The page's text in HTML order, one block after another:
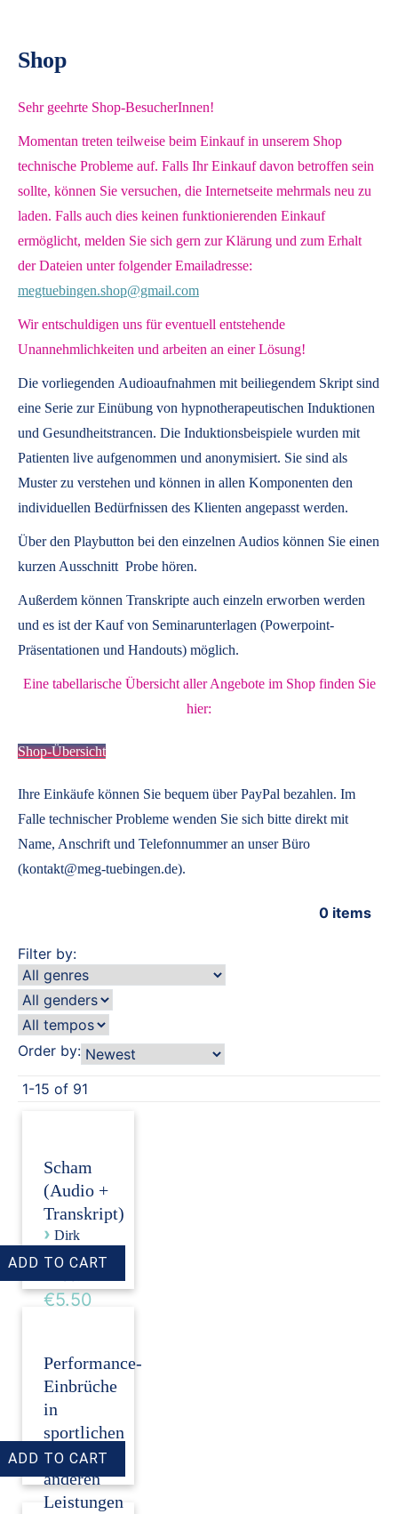
Shop
Sehr geehrte Shop-BesucherInnen!
Momentan treten teilweise beim Einkauf in unserem Shop
technische Probleme auf. Falls Ihr Einkauf davon betroffen sein
sollte, können Sie versuchen, die Internetseite mehrmals neu zu
laden. Falls auch dies keinen funktionierenden Einkauf
ermöglicht, melden Sie sich gern zur Klärung und zum Erhalt
der Dateien unter folgender Emailadresse:
megtuebingen.shop@gmail.com
Wir entschuldigen uns für eventuell entstehende
Unannehmlichkeiten und arbeiten an einer Lösung!
Die vorliegenden Audioaufnahmen mit beiliegendem Skript sind
eine Serie zur Einübung von hypnotherapeutischen Induktionen
und Gesundheitstrancen. Die Induktionsbeispiele wurden mit
Patienten live aufgenommen und anonymisiert. Sie sind als
Muster zu verstehen und können in allen Komponenten den
individuellen Bedürfnissen des Klienten angepasst werden.
Über den Playbutton bei den einzelnen Audios können Sie einen
kurzen Ausschnitt Probe hören.
Außerdem können Transkripte auch einzeln erworben werden
und es ist der Kauf von Seminarunterlagen (Powerpoint-
Präsentationen und Handouts) möglich.
Eine tabellarische Übersicht aller Angebote im Shop finden Sie
hier:
Shop-Übersicht
Ihre Einkäufe können Sie bequem über PayPal bezahlen. Im
Falle technischer Probleme wenden Sie sich bitte direkt mit
Name, Anschrift und Telefonnummer an unser Büro
(kontakt@meg-tuebingen.de).
0 items
Filter by:
Order by:
1-15 of 91
Scham
(Audio +
Transkript)
› Dirk
Revenstorf
€5.50
Performance-
Einbrüche
in
sportlichen
und
anderen
Leistungen